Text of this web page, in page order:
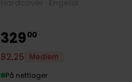
32900
82,25
Medlem
På nettlager